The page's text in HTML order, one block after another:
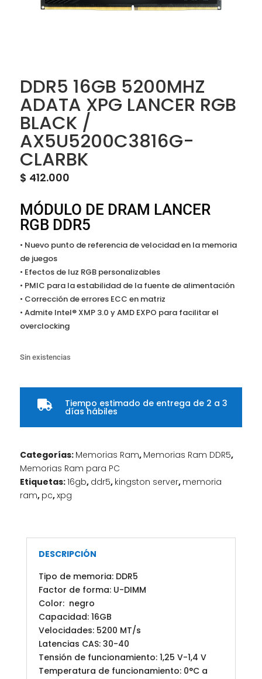
DDR5 16GB 5200MHZ
ADATA XPG LANCER RGB
BLACK /
AX5U5200C3816G-
CLARBK
$ 412.000
MÓDULO DE DRAM LANCER
RGB DDR5
• Nuevo punto de referencia de velocidad en la memoria
de juegos
• Efectos de luz RGB personalizables
• PMIC para la estabilidad de la fuente de alimentación
• Corrección de errores ECC en matriz
• Admite Intel® XMP 3.0 y AMD EXPO para facilitar el
overclocking
Sin existencias
 Tiempo estimado de entrega de 2 a 3
días hábiles
Categorías: Memorias Ram, Memorias Ram DDR5,
Memorias Ram para PC
Etiquetas:16gb, ddr5, kingston server, memoria
ram, pc,xpg
DESCRIPCIÓN
Tipo de memoria: DDR5
Factor de forma: U-DIMM
Color: negro
Capacidad: 16GB
Velocidades: 5200 MT/s
Latencias CAS: 30-40
Tensión de funcionamiento: 1,25 V-1,4 V
Temperatura de funcionamiento: 0°C a